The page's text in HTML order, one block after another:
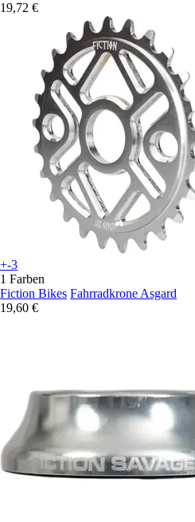
19,72 €
+-3
1 Farben
Fiction Bikes Fahrradkrone Asgard
19,60 €